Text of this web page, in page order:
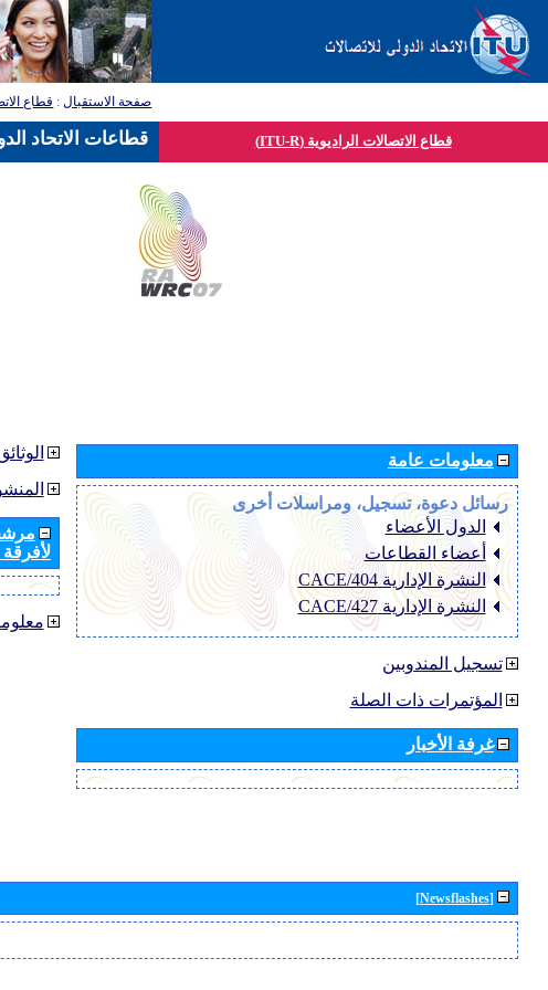
صفحة الاستقبال: قطاع
قطاع الاتصالات الراديوية (ITU-R)
معلومات عامة
رسائل دعوة، تسجيل، ومراسلات أخرى
الدول الأعضاء
أعضاء القطاعات
النشرة الإدارية CACE/404
النشرة الإدارية CACE/427
تسجيل المندوبين
المؤتمرات ذات الصلة
غرفة الأخبار
[Newsflashes]
قطاعات الاتحاد